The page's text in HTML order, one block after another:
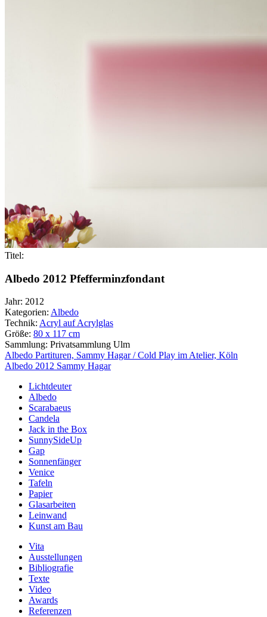
Titel:
Albedo 2012 Pfefferminzfondant
Jahr: 2012
Kategorien: Albedo
Technik: Acryl auf Acrylglas
Größe: 80 x 117 cm
Sammlung: Privatsammlung Ulm
Beitragsnavigation
Albedo Partituren, Sammy Hagar / Cold Play im Atelier, Köln
Albedo 2012 Sammy Hagar
Lichtdeuter
Albedo
Scarabaeus
Candela
Jack in the Box
SunnySideUp
Gap
Sonnenfänger
Venice
Tafeln
Papier
Glasarbeiten
Leinwand
Kunst am Bau
Vita
Ausstellungen
Bibliografie
Texte
Video
Awards
Referenzen